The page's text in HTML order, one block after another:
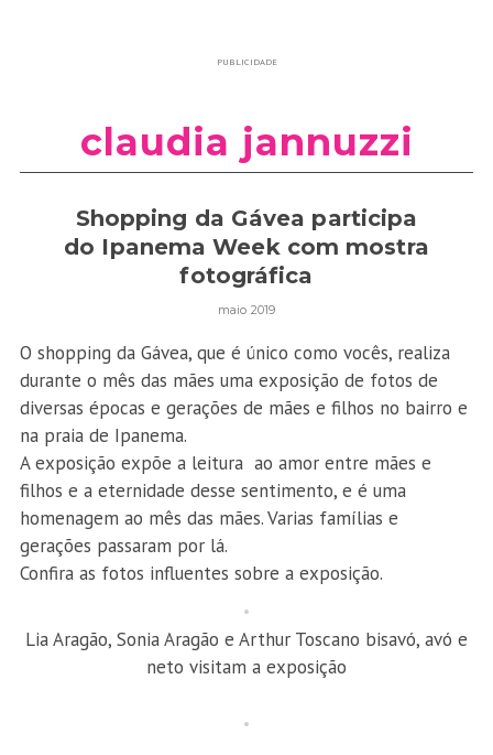
PUBLICIDADE
claudia jannuzzi
Shopping da Gávea participa
do Ipanema Week com mostra
fotográfica
maio 2019
O shopping da Gávea, que é único como vocês, realiza
durante o mês das mães uma exposição de fotos de
diversas épocas e gerações de mães e filhos no bairro e
na praia de Ipanema.
A exposição expõe a leitura ao amor entre mães e
filhos e a eternidade desse sentimento, e é uma
homenagem ao mês das mães. Varias famílias e
gerações passaram por lá.
Confira as fotos influentes sobre a exposição.
Lia Aragão, Sonia Aragão e Arthur Toscano bisavó, avó e
neto visitam a exposição